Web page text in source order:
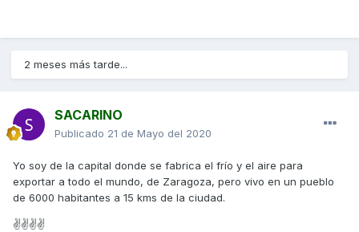
2 meses más tarde...
SACARINO
Publicado 21 de Mayo del 2020
Yo soy de la capital donde se fabrica el frío y el aire para
exportar a todo el mundo, de Zaragoza, pero vivo en un pueblo
de 6000 habitantes a 15 kms de la ciudad.
✌✌✌✌